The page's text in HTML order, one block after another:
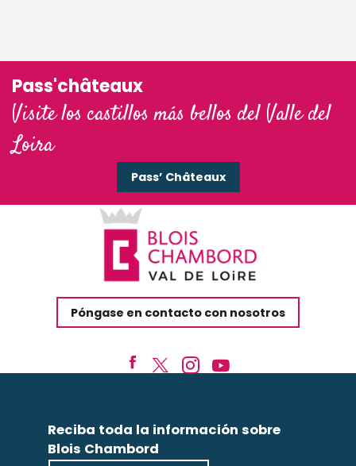
Pass'châteaux
Visite los castillos más bellos del Valle del
Loira
Pass’ Châteaux
Póngase en contacto con nosotros
Reciba toda la información sobre
Blois Chambord